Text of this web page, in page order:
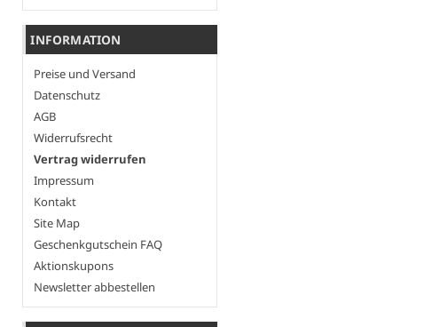
INFORMATION
Preise und Versand
Datenschutz
AGB
Widerrufsrecht
Vertrag widerrufen
Impressum
Kontakt
Site Map
Geschenkgutschein FAQ
Aktionskupons
Newsletter abbestellen